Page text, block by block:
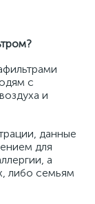
с
и
данные
для
а
либо семьям